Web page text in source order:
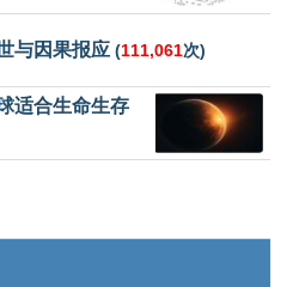
与因果报应 (111,061次)
适合生命生存